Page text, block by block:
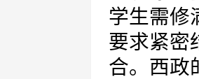
学生需修
要求紧密
合。西政